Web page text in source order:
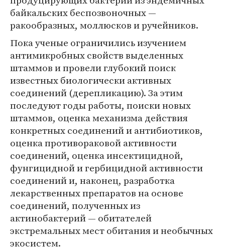
байкальских беспозвоночных —
ракообразных, моллюсков и ручейников.
Пока ученые ограничились изучением
антимикробных свойств выделенных
штаммов и провели глубокий поиск
известных биологически активных
соединений (дерепликацию). За этим
последуют годы работы, поиски новых
штаммов, оценка механизма действия
конкретных соединений и антибиотиков,
оценка противораковой активности
соединений, оценка инсектицидной,
фунгицидной и гербицидной активности
соединений и, наконец, разработка
лекарственных препаратов на основе
соединений, полученных из
актинобактерий — обитателей
экстремальных мест обитания и необычных
экосистем.